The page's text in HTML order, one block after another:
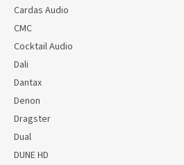
Cardas Audio
CMC
Cocktail Audio
Dali
Dantax
Denon
Dragster
Dual
DUNE HD